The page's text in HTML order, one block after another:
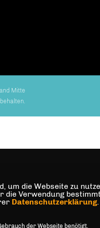
Mitte
um die Webseite zu
Verwendung
Datenschutzerklärung.
der Webseite benötigt.